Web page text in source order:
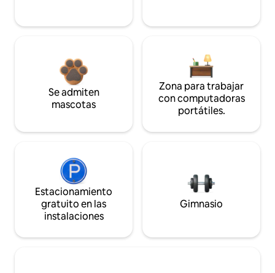
Se admiten
mascotas
Zona para trabajar
con computadoras
portátiles.
Estacionamiento
gratuito en las
instalaciones
Gimnasio